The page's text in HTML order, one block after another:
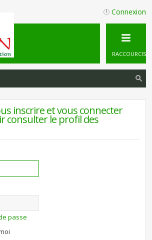
Connexion
RACCOURCIS
inscrire et vous connecter
consulter le profil des
passe